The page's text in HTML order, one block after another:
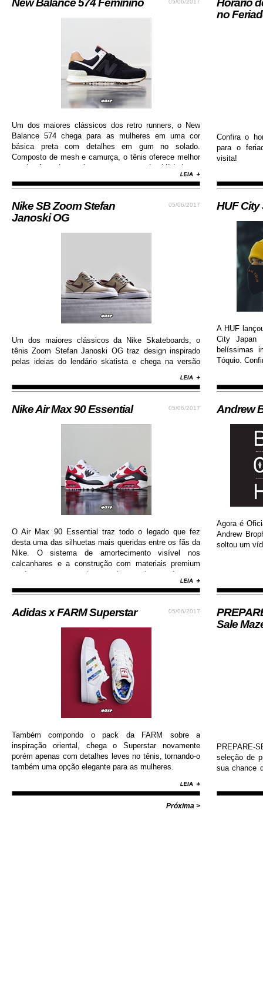
05/06/2017
New Balance 574 Feminino
Um dos maiores clássicos dos retro runners, o New
Balance 574 chega para as mulheres em uma cor
básica preta com detalhes em gum no solado.
Composto de mesh e camurça, o tênis oferece melhor
respiração dos pés e garante durabilidade e
05/06/2017
Nike SB Zoom Stefan
Janoski OG
Um dos maiores clássicos da Nike Skateboards, o
tênis Zoom Stefan Janoski OG traz design inspirado
pelas ideias do lendário skatista e chega na versão
de solado de borracha que permite maior aderência.
05/06/2017
Nike Air Max 90 Essential
O Air Max 90 Essential traz todo o legado que fez
desta uma das silhuetas mais queridas entre os fãs da
Nike. O sistema de amortecimento visível nos
calcanhares e a construção com materiais premium
conferem ao sneaker muito mais conforto e
durabilidade, além de contar com colorway estilosa e
moderna...
05/06/2017
Adidas x FARM Superstar
Também compondo o pack da FARM sobre a
inspiração oriental, chega o Superstar novamente
porém apenas com detalhes leves no tênis, tornando-o
também uma opção elegante para as mulheres.
Próxima >
Horário
no
Confira o
para o
visita!
HUF City
A HUF
City Japan
belíssimas
Tóquio.
Andrew
Agora é
Andrew
soltou um
Sale
PREPARE-
seleção de
sua chance
Diamond,